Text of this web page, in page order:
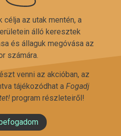
célja az utak mentén, a
álló keresztek
és állaguk megóvása az
számára.
venni az akcióban, az
tájékozódhat a Fogadj
program részleteiről!